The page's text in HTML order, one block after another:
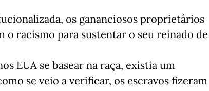
os gananciosos proprietários
o racismo para sustentar o seu reinado de
EUA se basear na raça, existia um
se veio a verificar, os escravos fizeram